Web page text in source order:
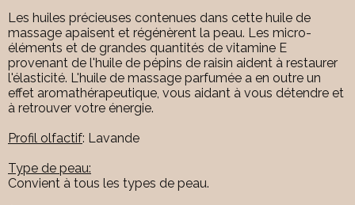
Les huiles précieuses contenues dans cette huile de
massage apaisent et régénèrent la peau. Les micro-
éléments et de grandes quantités de vitamine E
provenant de l'huile de pépins de raisin aident à restaurer
l'élasticité. L'huile de massage parfumée a en outre un
effet aromathérapeutique, vous aidant à vous détendre et
à retrouver votre énergie.
Profil olfactif: Lavande
Type de peau:
Convient à tous les types de peau.